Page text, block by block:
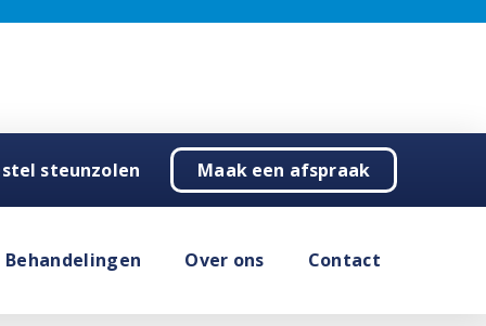
steunzolen Maak een afspraak
Behandelingen Over ons Contact